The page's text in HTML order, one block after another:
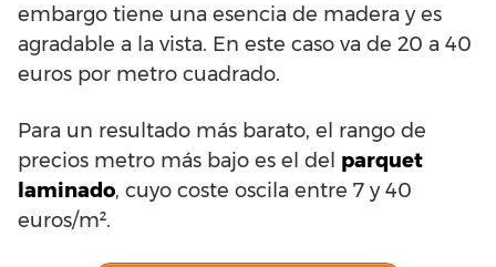
embargo tiene una esencia de madera y es
agradable a la vista. En este caso va de 20 a 40
euros por metro cuadrado.
Para un resultado más barato, el rango de
precios metro más bajo es el del parquet
laminado, cuyo coste oscila entre 7 y 40
euros/m².